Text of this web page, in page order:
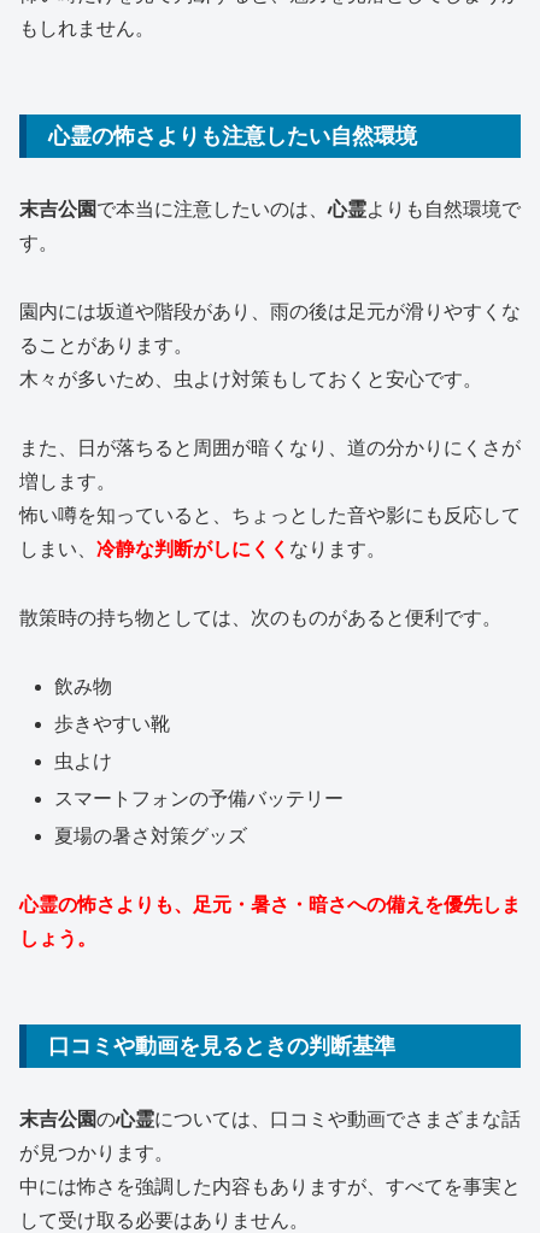
もしれません。
心霊の怖さよりも注意したい自然環境
末吉公園で本当に注意したいのは、心霊よりも自然環境で
す。
園内には坂道や階段があり、雨の後は足元が滑りやすくな
ることがあります。
木々が多いため、虫よけ対策もしておくと安心です。
また、日が落ちると周囲が暗くなり、道の分かりにくさが
増します。
怖い噂を知っていると、ちょっとした音や影にも反応して
しまい、 冷静な判断がしにくく なります。
散策時の持ち物としては、次のものがあると便利です。
飲み物
歩きやすい靴
虫よけ
スマートフォンの予備バッテリー
夏場の暑さ対策グッズ
心霊の怖さよりも、足元・暑さ・暗さへの備えを優先しま
しょう。
口コミや動画を見るときの判断基準
末吉公園の心霊については、口コミや動画でさまざまな話
が見つかります。
中には怖さを強調した内容もありますが、すべてを事実と
して受け取る必要はありません。